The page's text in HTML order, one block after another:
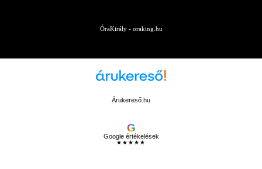
ÓraKirály - oraking.hu
Árukereső.hu
G
Google értékelések
★★★★★